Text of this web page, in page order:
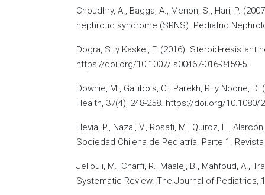
Choudhry, A., Bagga, A., Menon, S., Hari, P.
nephrotic syndrome (SRNS). Pediatric
Dogra, S. y Kaskel, F. (2016). Steroid-
https://doi.org/10.1007/ s00467-016-3459-5.
Downie, M., Gallibois, C., Parekh, R. y Noone,
Health, 37(4), 248-258. https://doi.org/10.1080/
Hevia, P., Nazal, V., Rosati, M., Quiroz, L.,
Sociedad Chilena de Pediatría. Parte 1.
Jellouli, M., Charfi, R., Maalej, B., Mahfoud, A.,
Systematic Review. The Journal of Pediatrics,